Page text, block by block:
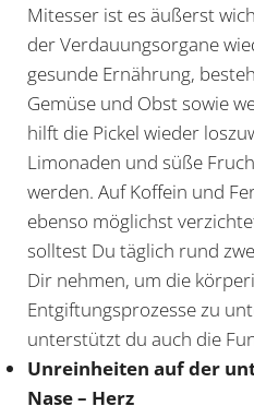
Mitesser ist es äußerst
der Verdauungsorgane
gesunde Ernährung,
Gemüse und Obst sowie
hilft die Pickel wieder
Limonaden und süße
werden. Auf Koffein und
ebenso möglichst
solltest Du täglich rund
Dir nehmen, um die
Entgiftungsprozesse zu
unterstützt du auch die
Unreinheiten auf der
Nase – Herz